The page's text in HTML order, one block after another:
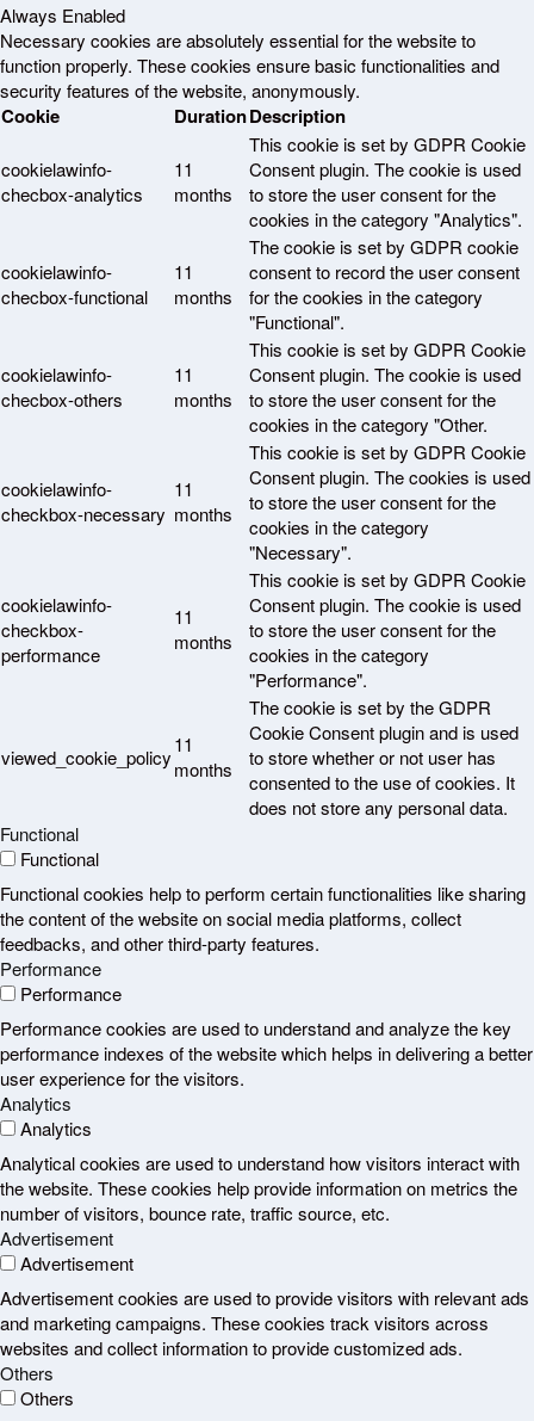
Always Enabled
Necessary cookies are absolutely essential for the website to
function properly. These cookies ensure basic functionalities and
security features of the website, anonymously.
Cookie DurationDescription
cookielawinfo-
checbox-analytics
11
months
This cookie is set by GDPR Cookie
Consent plugin. The cookie is used
to store the user consent for the
cookies in the category "Analytics".
cookielawinfo-
checbox-functional
11
months
The cookie is set by GDPR cookie
consent to record the user consent
for the cookies in the category
"Functional".
cookielawinfo-
checbox-others
11
months
This cookie is set by GDPR Cookie
Consent plugin. The cookie is used
to store the user consent for the
cookies in the category "Other.
cookielawinfo-
checkbox-necessary
11
months
This cookie is set by GDPR Cookie
Consent plugin. The cookies is used
to store the user consent for the
cookies in the category
"Necessary".
cookielawinfo-
checkbox-
performance
11
months
This cookie is set by GDPR Cookie
Consent plugin. The cookie is used
to store the user consent for the
cookies in the category
"Performance".
viewed_cookie_policy
11
months
The cookie is set by the GDPR
Cookie Consent plugin and is used
to store whether or not user has
consented to the use of cookies. It
does not store any personal data.
Functional
Functional
Functional cookies help to perform certain functionalities like sharing
the content of the website on social media platforms, collect
feedbacks, and other third-party features.
Performance
Performance
Performance cookies are used to understand and analyze the key
performance indexes of the website which helps in delivering a better
user experience for the visitors.
Analytics
Analytics
Analytical cookies are used to understand how visitors interact with
the website. These cookies help provide information on metrics the
number of visitors, bounce rate, traffic source, etc.
Advertisement
Advertisement
Advertisement cookies are used to provide visitors with relevant ads
and marketing campaigns. These cookies track visitors across
websites and collect information to provide customized ads.
Others
Others